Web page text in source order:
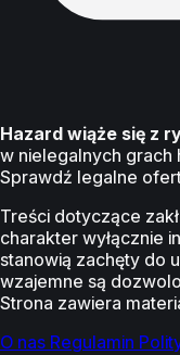
Hazard wiąże się z
w nielegalnych grach
Sprawdź legalne
Treści dotyczące
charakter wyłącznie
stanowią zachęty do
wzajemne są
Strona zawiera
O nas Regulamin